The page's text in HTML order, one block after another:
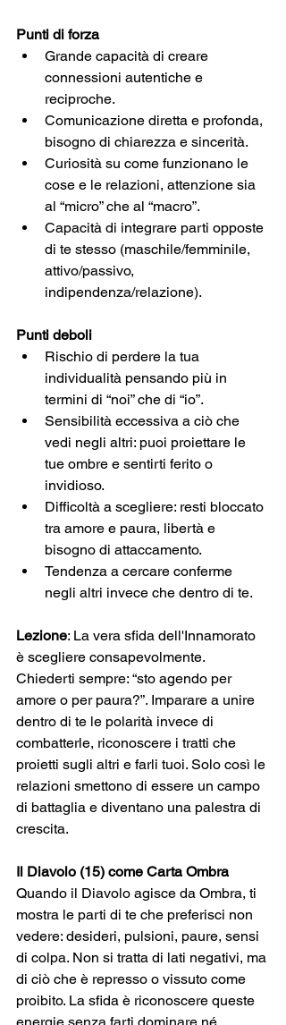
Punti di forza
Grande capacità di creare
connessioni autentiche e
reciproche.
Comunicazione diretta e profonda,
bisogno di chiarezza e sincerità.
Curiosità su come funzionano le
cose e le relazioni, attenzione sia
al “micro” che al “macro”.
Capacità di integrare parti opposte
di te stesso (maschile/femminile,
attivo/passivo,
indipendenza/relazione).
Punti deboli
Rischio di perdere la tua
individualità pensando più in
termini di “noi” che di “io”.
Sensibilità eccessiva a ciò che
vedi negli altri: puoi proiettare le
tue ombre e sentirti ferito o
invidioso.
Difficoltà a scegliere: resti bloccato
tra amore e paura, libertà e
bisogno di attaccamento.
Tendenza a cercare conferme
negli altri invece che dentro di te.
Lezione: La vera sfida dell'Innamorato
è scegliere consapevolmente.
Chiederti sempre: “sto agendo per
amore o per paura?”. Imparare a unire
dentro di te le polarità invece di
combatterle, riconoscere i tratti che
proietti sugli altri e farli tuoi. Solo così le
relazioni smettono di essere un campo
di battaglia e diventano una palestra di
crescita.
Il Diavolo (15) come Carta Ombra
Quando il Diavolo agisce da Ombra, ti
mostra le parti di te che preferisci non
vedere: desideri, pulsioni, paure, sensi
di colpa. Non si tratta di lati negativi, ma
di ciò che è represso o vissuto come
proibito. La sfida è riconoscere queste